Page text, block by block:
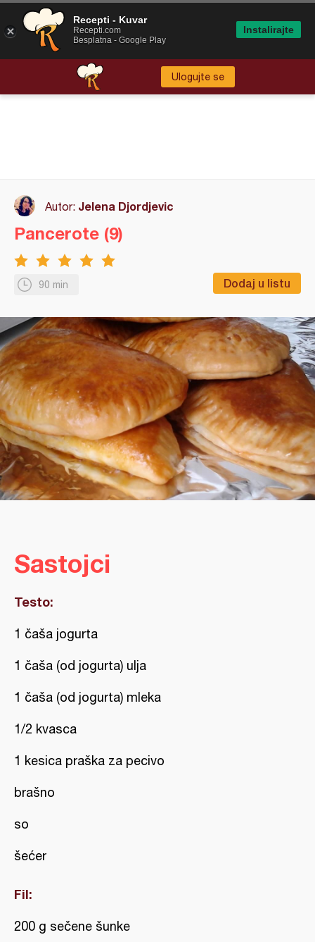
Ulogujte se
Autor: Jelena Djordjevic
90 min Dodaj u listu
Pancerote (9)
Sastojci
Testo:
1 čaša jogurta
1 čaša (od jogurta) ulja
1 čaša (od jogurta) mleka
1/2 kvasca
1 kesica praška za pecivo
brašno
so
šećer
Fil:
200 g sečene šunke
Recepti - Kuvar
Recepti.com
Besplatna - Google Play
Instalirajte